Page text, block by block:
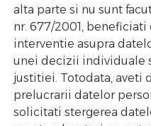
alta parte si nu sunt
nr. 677/2001,
interventie asupra
unei decizii individuale
justitiei. Totodata, aveti
prelucrarii datelor
solicitati stergerea